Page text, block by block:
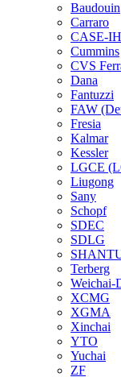
Baudouin
Carraro
CASE-IH
Cummins
CVS
Dana
Fantuzzi
FAW
Fresia
Kalmar
Kessler
LGCE
Liugong
Sany
Schopf
SDEC
SDLG
Terberg
Weichai-
XCMG
XGMA
Xinchai
YTO
Yuchai
ZF